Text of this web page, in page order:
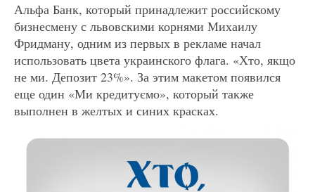
Альфа Банк, который принадлежит российскому
бизнесмену с львовскими корнями Михаилу
Фридману, одним из первых в рекламе начал
использовать цвета украинского флага. «Хто, якщо
не ми. Депозит 23%». За этим макетом появился
еще один «Ми кредитуємо», который также
выполнен в желтых и синих красках.